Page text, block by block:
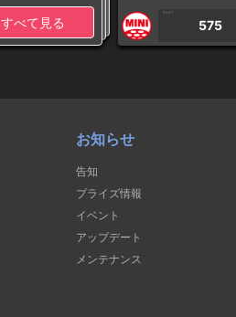
すべて見る
1PLAY
575
お知らせ
告知
プライズ情報
イベント
アップデート
メンテナンス